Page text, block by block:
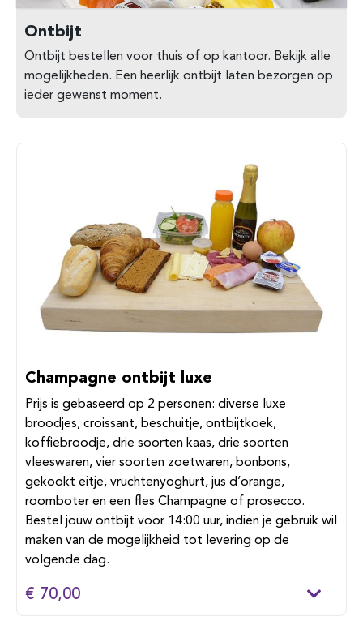
Ontbijt
Ontbijt bestellen voor thuis of op kantoor. Bekijk alle
mogelijkheden. Een heerlijk ontbijt laten bezorgen op
ieder gewenst moment.
Champagne ontbijt luxe
Prijs is gebaseerd op 2 personen: diverse luxe
broodjes, croissant, beschuitje, ontbijtkoek,
koffiebroodje, drie soorten kaas, drie soorten
vleeswaren, vier soorten zoetwaren, bonbons,
gekookt eitje, vruchtenyoghurt, jus d’orange,
roomboter en een fles Champagne of prosecco.
Bestel jouw ontbijt voor 14:00 uur, indien je gebruik wil
maken van de mogelijkheid tot levering op de
volgende dag.
€ 70,00